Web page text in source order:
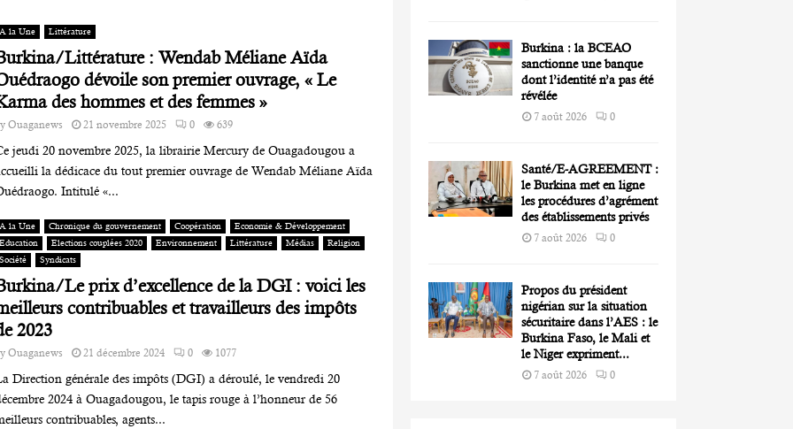
A la Une Littérature
Littérature : Wendab Méliane Aïda
dévoile son premier ouvrage, « Le
des hommes et des femmes »
Ouaganews 21 novembre 2025 0 639
jeudi 20 novembre 2025, la librairie Mercury de Ouagadougou a
la dédicace du tout premier ouvrage de Wendab Méliane Aïda
Intitulé «...
A la Une Chronique du gouvernement Coopération
Economie & Développement
Education
Elections couplées 2020 Environnement Littérature Médias
Religion
Société
Syndicats
Le prix d’excellence de la DGI : voici les
contribuables et travailleurs des impôts
2023
Ouaganews 21 décembre 2024 0 1077
Direction générale des impôts (DGI) a déroulé, le vendredi 20
2024 à Ouagadougou, le tapis rouge à l’honneur de 56
contribuables, agents...
Burkina : la BCEAO
sanctionne une banque
dont l’identité n’a pas été
révélée
7 août 2026 0
Santé/E-AGREEMENT :
le Burkina met en ligne
les procédures d’agrément
des établissements privés
7 août 2026 0
Propos du président
nigérian sur la situation
sécuritaire dans l’AES : le
Burkina Faso, le Mali et
le Niger expriment...
7 août 2026 0